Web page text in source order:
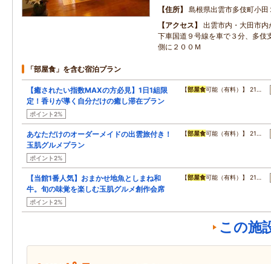
住所
島根県出雲市多伎町小
アクセス
出雲市内・大田市
下車国道９号線を車で３分、多伎
側に２００Ｍ
「部屋食」を含む宿泊プラン
【癒されたい指数MAXの方必見】1日1組限
定！香りが導く自分だけの癒し滞在プラン
ポイント2%
【部屋食可能（有料）】 21…
あなただけのオーダーメイドの出雲旅付き！
玉肌グルメプラン
ポイント2%
【部屋食可能（有料）】 21…
【当館1番人気】おまかせ地魚としまね和
牛。旬の味覚を楽しむ玉肌グルメ創作会席
ポイント2%
【部屋食可能（有料）】 21…
この施